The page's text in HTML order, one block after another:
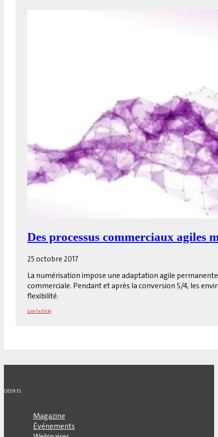
Des processus commerciaux agiles
25 octobre 2017
La numérisation impose une adaptation agile
commerciale. Pendant et après la conversion S/4, les
flexibilité.
Lire l'article
DEEN ES
Magazine
Événements